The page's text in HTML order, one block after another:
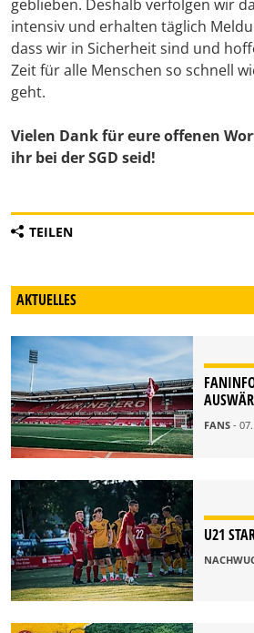
geblieben. Deshalb verfolgen wir
intensiv und erhalten täglich
dass wir in Sicherheit sind und
Zeit für alle Menschen so schnell
geht.
Vielen Dank für eure offenen
ihr bei der SGD seid!
TEILEN
AKTUELLES
FANS -
U21